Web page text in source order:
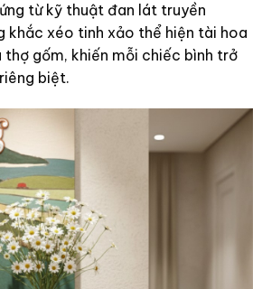
từ kỹ thuật đan lát truyền
khắc xéo tinh xảo thể hiện tài hoa
thợ gốm, khiến mỗi chiếc bình trở
biệt.